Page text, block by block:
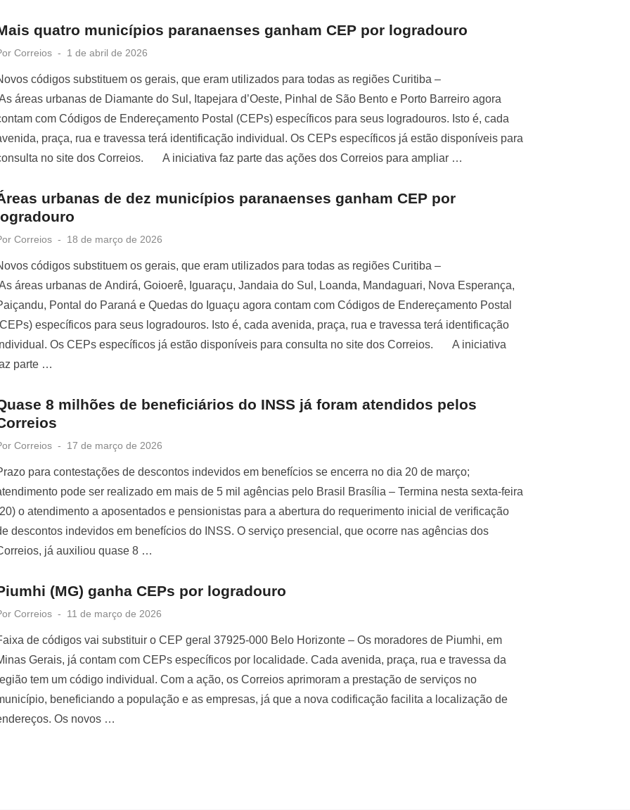
quatro municípios paranaenses ganham CEP por logradouro
Correios
Posted
1 de abril de 2026
códigos substituem os gerais, que eram utilizados para todas as regiões Curitiba –
áreas urbanas de Diamante do Sul, Itapejara d’Oeste, Pinhal de São Bento e Porto Barreiro agora
com Códigos de Endereçamento Postal (CEPs) específicos para seus logradouros. Isto é, cada
praça, rua e travessa terá identificação individual. Os CEPs específicos já estão disponíveis para
no site dos Correios. A iniciativa faz parte das ações dos Correios para ampliar …
urbanas de dez municípios paranaenses ganham CEP por
Correios
Posted
18 de março de 2026
códigos substituem os gerais, que eram utilizados para todas as regiões Curitiba –
áreas urbanas de Andirá, Goioerê, Iguaraçu, Jandaia do Sul, Loanda, Mandaguari, Nova Esperança,
Pontal do Paraná e Quedas do Iguaçu agora contam com Códigos de Endereçamento Postal
específicos para seus logradouros. Isto é, cada avenida, praça, rua e travessa terá identificação
Os CEPs específicos já estão disponíveis para consulta no site dos Correios. A iniciativa
parte …
8 milhões de beneficiários do INSS já foram atendidos pelos
Correios
Posted
17 de março de 2026
para contestações de descontos indevidos em benefícios se encerra no dia 20 de março;
pode ser realizado em mais de 5 mil agências pelo Brasil Brasília – Termina nesta sexta-feira
o atendimento a aposentados e pensionistas para a abertura do requerimento inicial de verificação
descontos indevidos em benefícios do INSS. O serviço presencial, que ocorre nas agências dos
já auxiliou quase 8 …
(MG) ganha CEPs por logradouro
Correios
Posted
11 de março de 2026
de códigos vai substituir o CEP geral 37925-000 Belo Horizonte – Os moradores de Piumhi, em
Gerais, já contam com CEPs específicos por localidade. Cada avenida, praça, rua e travessa da
tem um código individual. Com a ação, os Correios aprimoram a prestação de serviços no
beneficiando a população e as empresas, já que a nova codificação facilita a localização de
Os novos …